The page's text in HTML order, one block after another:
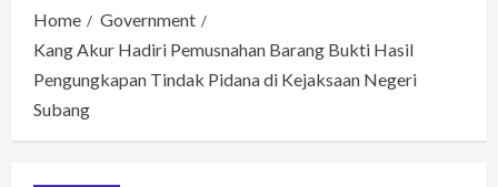
Home
Government
Kang Akur Hadiri Pemusnahan Barang Bukti Hasil
Pengungkapan Tindak Pidana di Kejaksaan Negeri
Subang